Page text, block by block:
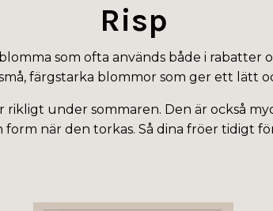
Risp
som ofta används både i rabatter
färgstarka blommor som ger ett lätt
rikligt under sommaren. Den är också
när den torkas. Så dina fröer tidigt